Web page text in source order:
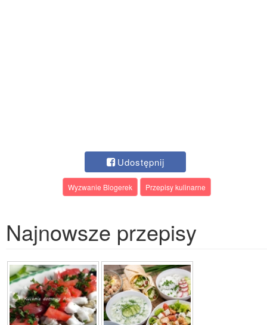
Udostępnij
Wyzwanie Blogerek Przepisy kulinarne
Najnowsze przepisy